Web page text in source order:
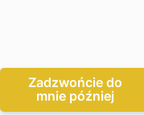
na Stare
lokalizacji
Dubrownikiem
telefonu
poprawny numer
Zadzwońcie do
mnie później